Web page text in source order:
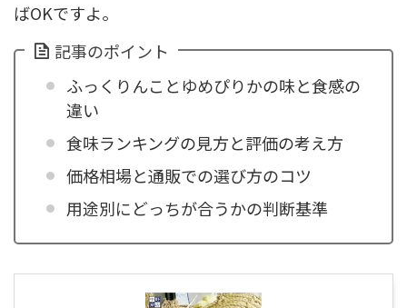
ばOKですよ。
記事のポイント
ふっくりんことゆめぴりかの味と食感の
違い
食味ランキングの見方と評価の考え方
価格相場と通販での選び方のコツ
用途別にどっちが合うかの判断基準